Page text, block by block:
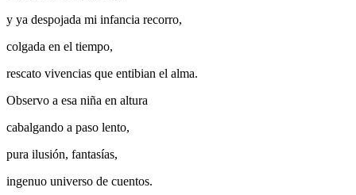
y ya despojada mi infancia recorro,
colgada en el tiempo,
rescato vivencias que entibian el alma.
Observo a esa niña en altura
cabalgando a paso lento,
pura ilusión, fantasías,
ingenuo universo de cuentos.